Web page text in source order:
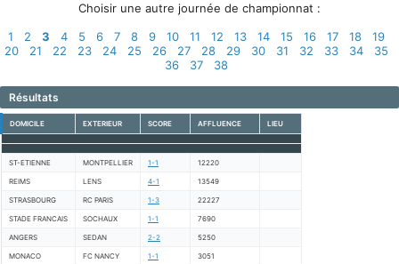
Choisir une autre journée de championnat :
1
2 3 4 5 6 7 8 9 10 11 12 13 14 15 16 17 18
19
20
21 22 23 24 25 26 27 28 29 30 31 32 33 34
35
36
37 38
Résultats
DOMICILE EXTERIEUR SCORE AFFLUENCE LIEU
ST-ETIENNE MONTPELLIER 1-1 12220
REIMS LENS 4-1 13549
STRASBOURG RC PARIS 1-3 22227
STADE FRANCAIS SOCHAUX 1-1 7690
ANGERS SEDAN 2-2 5250
MONACO FC NANCY 1-1 3051